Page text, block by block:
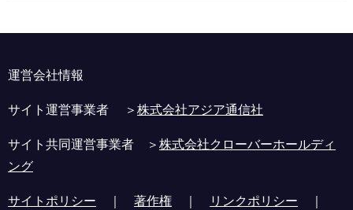
運営会社情報
サイト運営事業者 ＞株式会社アジア通信社
サイト共同運営事業者 ＞株式会社クローバーホールディ
ング
サイトポリシー ｜ 著作権 ｜ リンクポリシー ｜